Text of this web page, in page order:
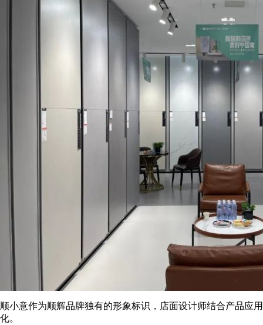
顺小意作为顺辉品牌独有的形象标识，店面设计师结合产品应
化。